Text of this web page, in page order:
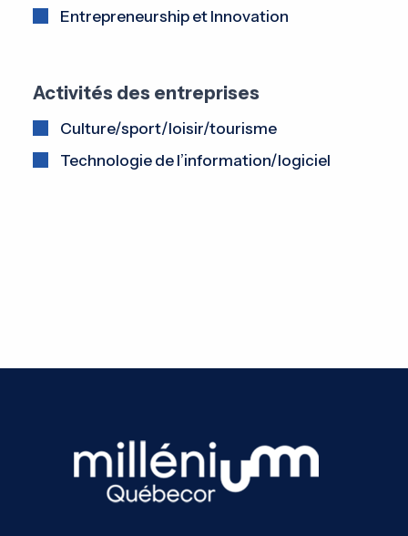
Entrepreneurship et Innovation
Activités des entreprises
Culture/sport/loisir/tourisme
Technologie de l’information/logiciel